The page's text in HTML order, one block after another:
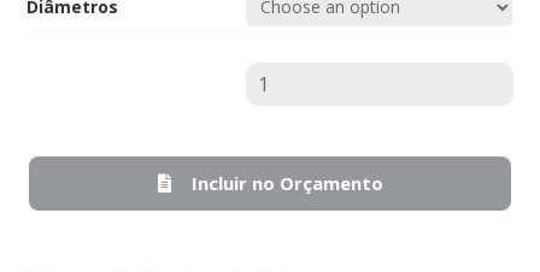
Diâmetros
Incluir no Orçamento